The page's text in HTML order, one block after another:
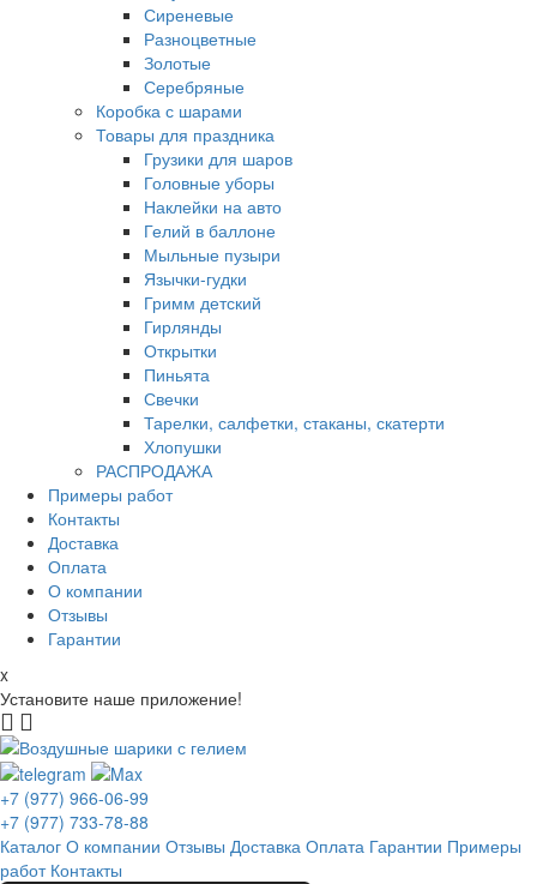
Сиреневые
Разноцветные
Золотые
Серебряные
Коробка с шарами
Товары для праздника
Грузики для шаров
Головные уборы
Наклейки на авто
Гелий в баллоне
Мыльные пузыри
Язычки-гудки
Гримм детский
Гирлянды
Открытки
Пиньята
Свечки
Тарелки, салфетки, стаканы, скатерти
Хлопушки
РАСПРОДАЖА
Примеры работ
Контакты
Доставка
Оплата
О компании
Отзывы
Гарантии
x
Установите наше приложение!
+7 (977) 966-06-99
+7 (977) 733-78-88
Каталог О компании Отзывы Доставка Оплата Гарантии Примеры
работ Контакты